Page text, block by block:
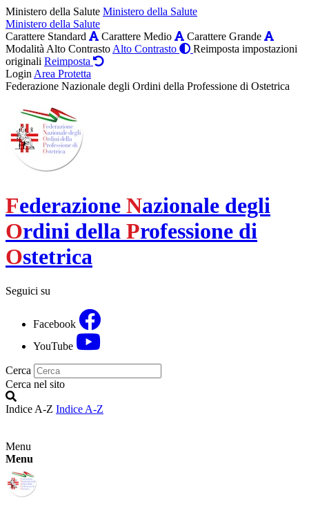
Ministero della Salute Ministero della Salute
Ministero della Salute
Carattere Standard
Carattere Medio
Carattere Grande
Modalità Alto Contrasto Alto Contrasto
Reimposta impostazioni
originali Reimposta
Login Area Protetta
Federazione Nazionale degli Ordini della Professione di Ostetrica
Federazione Nazionale degli
Ordini della Professione di
Ostetrica
Seguici su
Facebook
YouTube
Cerca
Cerca nel sito
Indice A-Z Indice A-Z
Menu
Menu